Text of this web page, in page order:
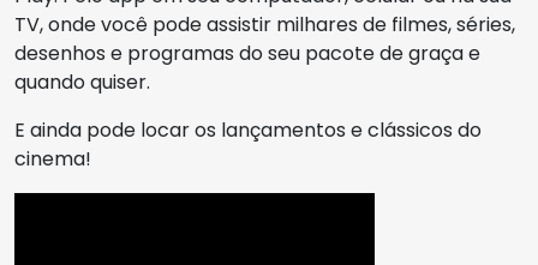
TV, onde você pode assistir milhares de filmes, séries,
desenhos e programas do seu pacote de graça e
quando quiser.
E ainda pode locar os lançamentos e clássicos do
cinema!